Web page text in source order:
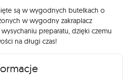
są w wygodnych butelkach o
w wygodny zakraplacz
preparatu, dzięki czemu
na długi czas!